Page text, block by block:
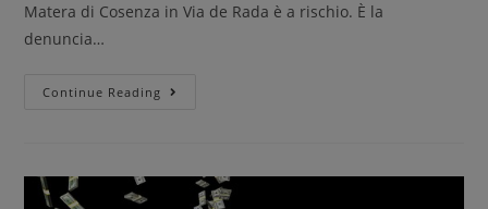
Matera di Cosenza in Via de Rada è a rischio. È la
denuncia…
Continue Reading